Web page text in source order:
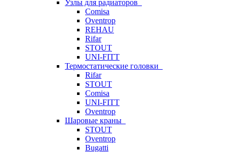
Узлы для радиаторов
Comisa
Oventrop
REHAU
Rifar
STOUT
UNI-FITT
Термостатические головки
Rifar
STOUT
Comisa
UNI-FITT
Oventrop
Шаровые краны
STOUT
Oventrop
Bugatti